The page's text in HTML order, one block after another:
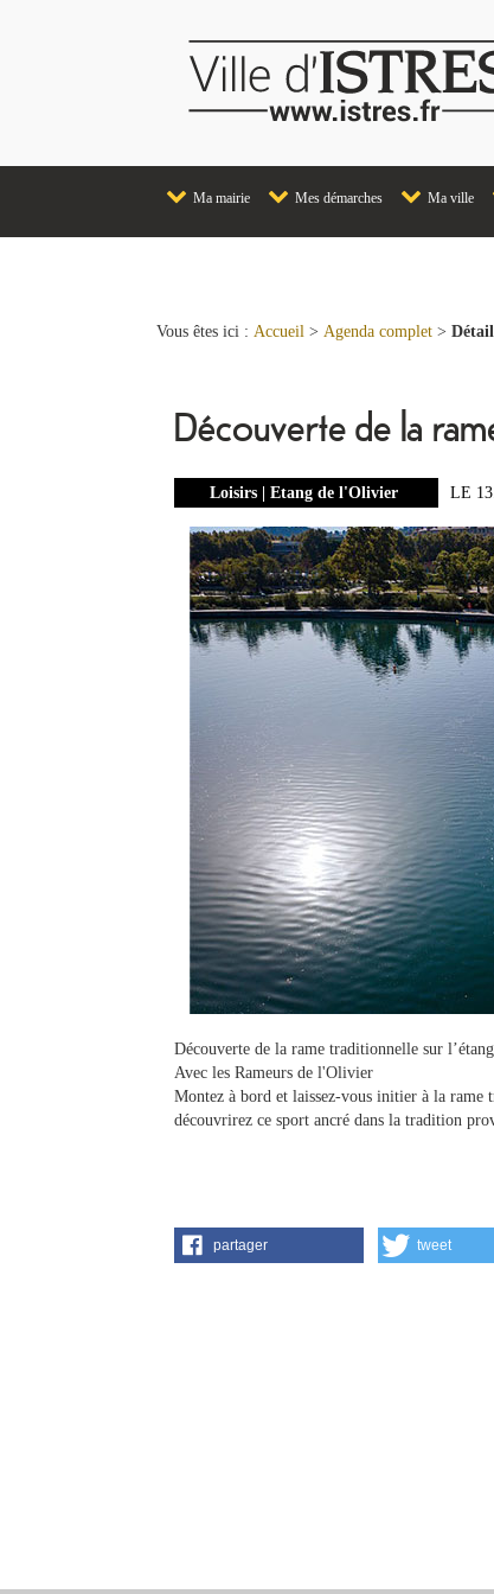
Ma mairie Mes démarches Ma ville
Vous êtes ici : Accueil > Agenda complet >
Découverte de la
Loisirs | Etang de l'Olivier LE
Découverte de la rame traditionnelle sur
Avec les Rameurs de l'Olivier
Montez à bord et laissez-vous initier à la rame
découvrirez ce sport ancré dans la tradition
partager tweet